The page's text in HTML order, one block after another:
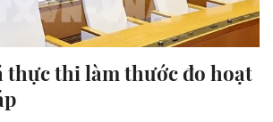
thực thi làm thước đo hoạt